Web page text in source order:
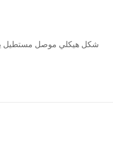
شكل هيكلي موصل مستطيل